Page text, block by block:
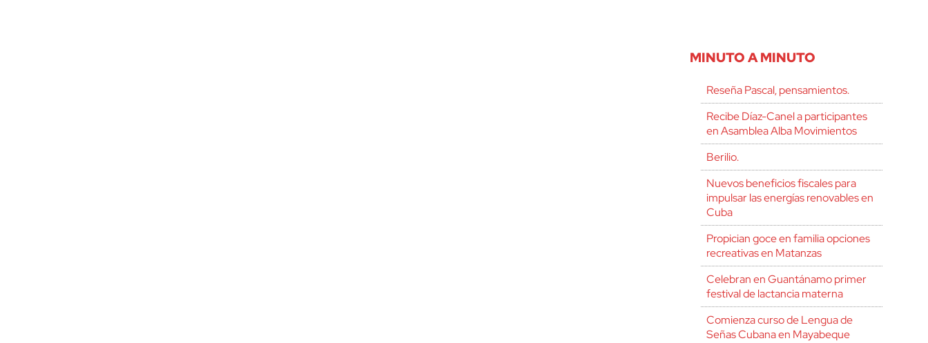
MINUTO A MINUTO
Reseña Pascal, pensamientos.
Recibe Díaz-Canel a participantes
en Asamblea Alba Movimientos
Berilio.
Nuevos beneficios fiscales para
impulsar las energías renovables en
Cuba
Propician goce en familia opciones
recreativas en Matanzas
Celebran en Guantánamo primer
festival de lactancia materna
Comienza curso de Lengua de
Señas Cubana en Mayabeque